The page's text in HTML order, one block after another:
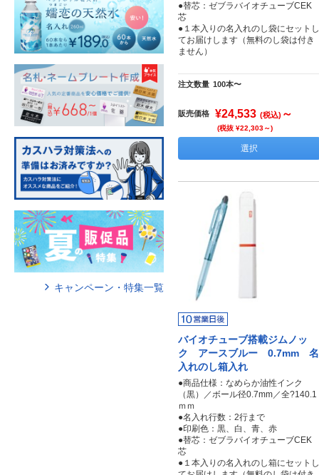
●替芯：ゼブラバイオチューブCEK
芯
●１本入りの名入れのし袋にセットし
てお届けします（無料のし袋は付き
ません）
注文数量 100本〜
販売価格 ¥24,533 (税込) ～
(税抜 ¥22,303～)
選択
バイオチューブ搭載ジムノッ
ク アースブルー 0.7mm 名
入れのし箱入れ
●商品仕様：なめらか油性インク
（黒）／ボール径0.7mm／全?140.1
ｍｍ
●名入れ行数：2行まで
●印刷色：黒、白、青、赤
●替芯：ゼブラバイオチューブCEK
芯
●１本入りの名入れのし箱にセットし
キャンペーン・特集一覧